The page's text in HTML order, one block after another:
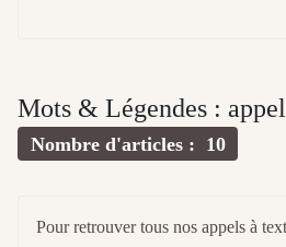
Mots & Légendes :
Nombre d'articles : 10
Pour retrouver tous nos appels à